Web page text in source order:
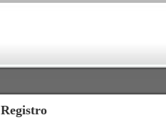
Registro